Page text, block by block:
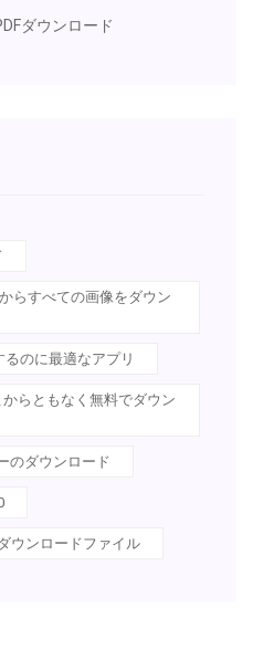
ダウンロード
らすべての画像をダウン
のに最適なアプリ
らともなく無料でダウン
のダウンロード
ウンロードファイル